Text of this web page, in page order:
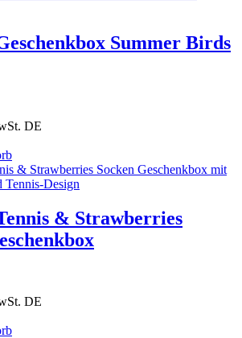
Summer Birds
DE
& Strawberries
DE